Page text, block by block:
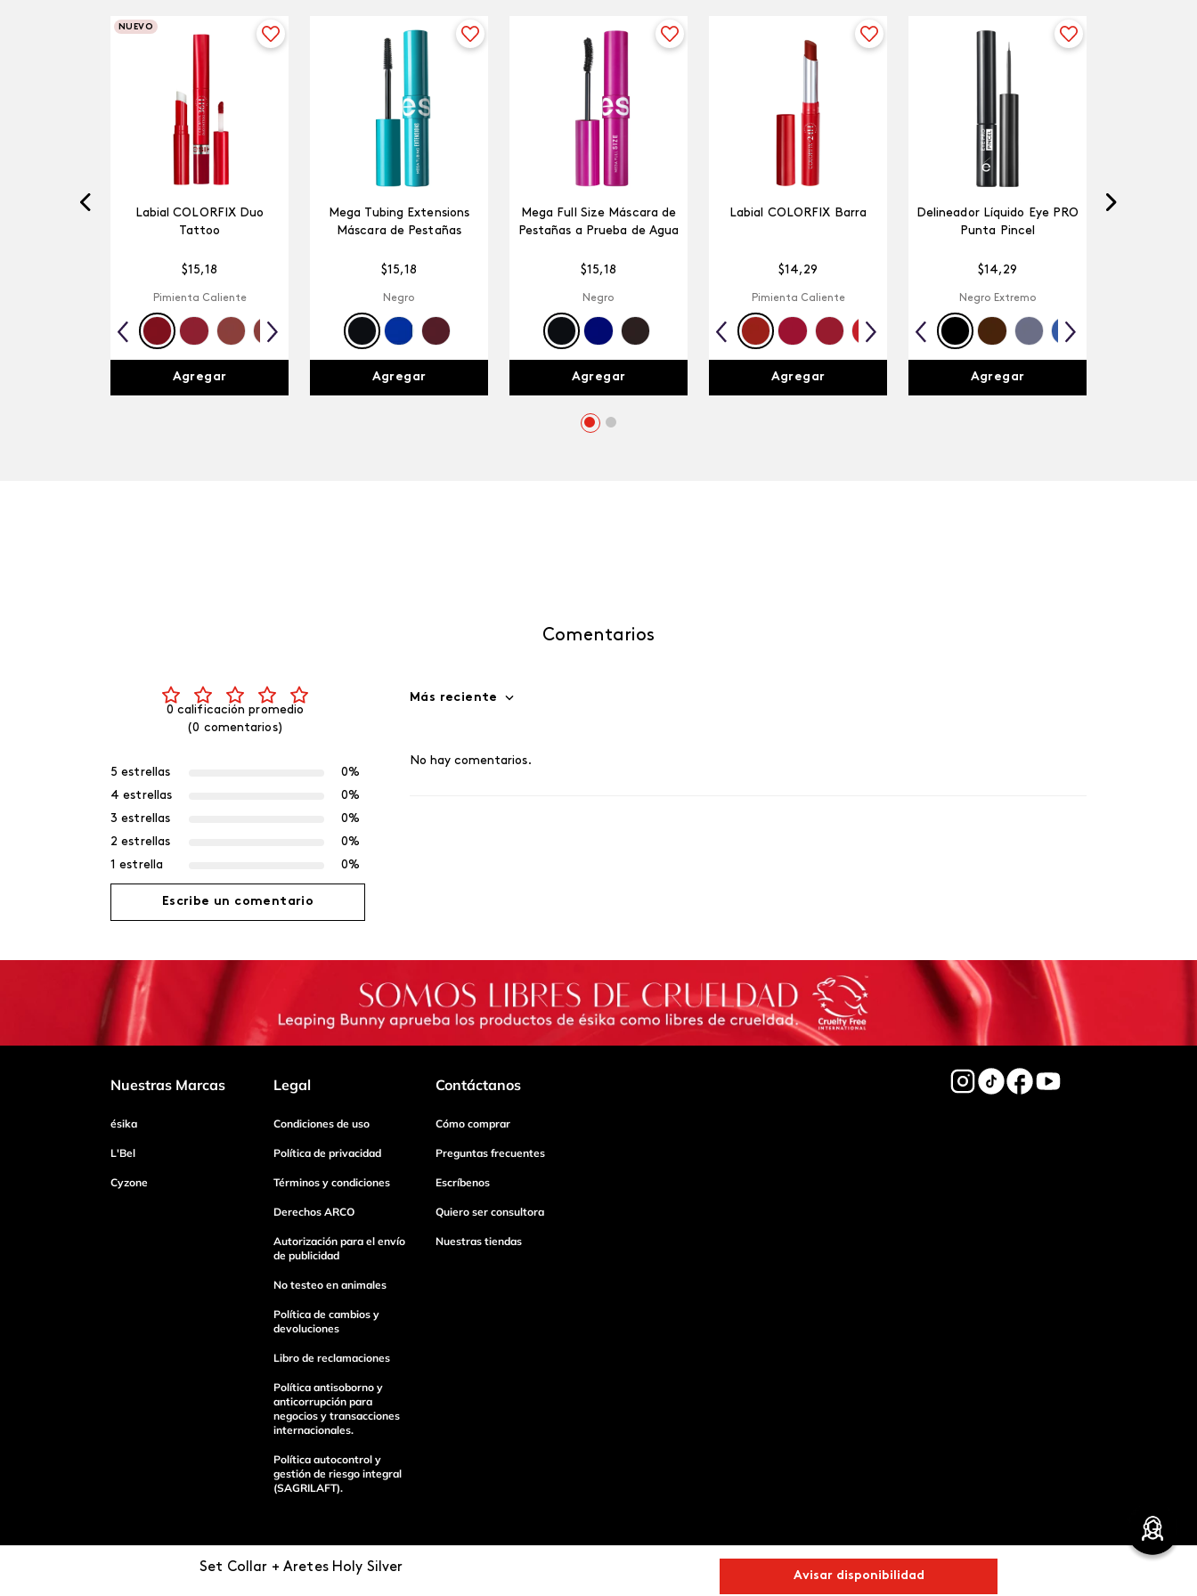
Set Collar + Aretes Holy Silver
Avisar disponibilidad
NUEVO
Labial COLORFIX Duo
Tattoo
$15,18
Pimienta Caliente
Agregar
Mega Tubing Extensions
Máscara de Pestañas
$15,18
Negro
Agregar
Mega Full Size Máscara de
Pestañas a Prueba de Agua
$15,18
Negro
Agregar
Labial COLORFIX Barra
$14, 29
Pimienta Caliente
Agregar
Delineador Líquido Eye PRO
Punta Pincel
$14, 29
Negro Extremo
Agregar
Comentarios
0 calificación promedio
(0 comentarios)
5 estrellas
0%
4 estrellas
0%
3 estrellas
0%
2 estrellas
0%
1 estrella
0%
Escribe un comentario
Agregar comentario
Título
Tu nombre
Enviar Comentario
Más reciente
No hay comentarios.
Nuestras Marcas
ésika
L'Bel
Cyzone
Legal
Condiciones de uso
Política de privacidad
Términos y condiciones
Derechos ARCO
Autorización para el envío
de publicidad
No testeo en animales
Política de cambios y
devoluciones
Libro de reclamaciones
Política antisoborno y
anticorrupción para
negocios y transacciones
internacionales.
Política autocontrol y
gestión de riesgo integral
(SAGRILAFT).
Contáctanos
Cómo comprar
Preguntas frecuentes
Escríbenos
Quiero ser consultora
Nuestras tiendas